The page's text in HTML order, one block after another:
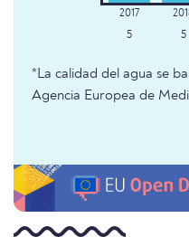
5 5
*La calidad del agua se
Agencia Europea de